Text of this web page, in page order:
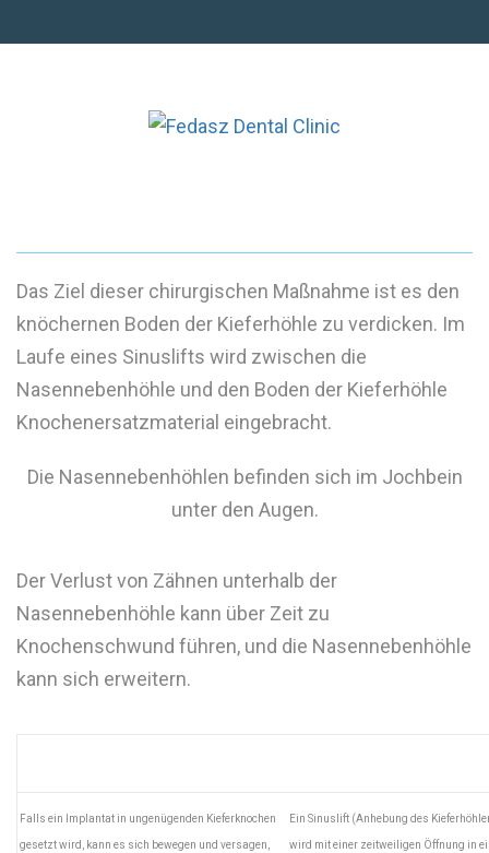
Das Ziel dieser chirurgischen Maßnahme ist es den
knöchernen Boden der Kieferhöhle zu verdicken. Im
Laufe eines Sinuslifts wird zwischen die
Nasennebenhöhle und den Boden der Kieferhöhle
Knochenersatzmaterial eingebracht.
Die Nasennebenhöhlen befinden sich im Jochbein
unter den Augen.
Der Verlust von Zähnen unterhalb der
Nasennebenhöhle kann über Zeit zu
Knochenschwund führen, und die Nasennebenhöhle
kann sich erweitern.
Falls ein Implantat in ungenügenden Kieferknochen
gesetzt wird, kann es sich bewegen und versagen,
Ein Sinuslift (Anhebung des
wird mit einer zeitweiligen Öffnung in